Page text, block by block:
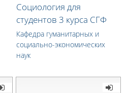
Социология для
студентов 3 курса СГФ
Кафедра гуманитарных и
социально-экономических
наук